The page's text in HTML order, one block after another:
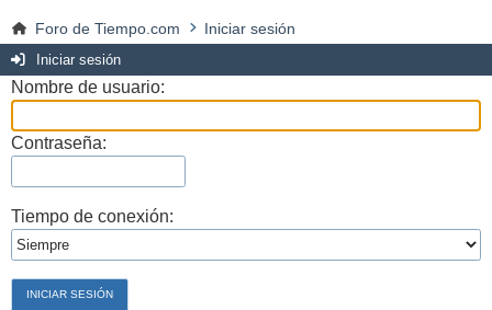
Foro de Tiempo.com Iniciar sesión
Iniciar sesión
Nombre de usuario:
Contraseña:
Tiempo de conexión: